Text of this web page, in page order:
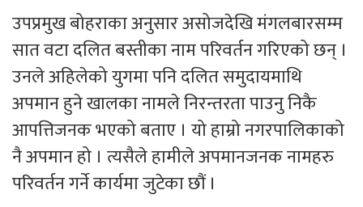
उपप्रमुख बोहराका अनुसार असोजदेखि मंगलबारसम्म
सात वटा दलित बस्तीका नाम परिवर्तन गरिएको छन् ।
उनले अहिलेको युगमा पनि दलित समुदायमाथि
अपमान हुने खालका नामले निरन्तरता पाउनु निकै
आपत्तिजनक भएको बताए । यो हाम्रो नगरपालिकाको
नै अपमान हो । त्यसैले हामीले अपमानजनक नामहरु
परिवर्तन गर्ने कार्यमा जुटेका छौं ।